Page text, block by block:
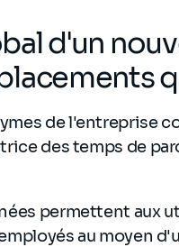
d'un
de l'entreprise
des temps de
permettent aux
au moyen